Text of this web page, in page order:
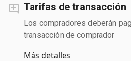
Tarifas de transacción
Los compradores deberán
transacción de comprador
Más detalles